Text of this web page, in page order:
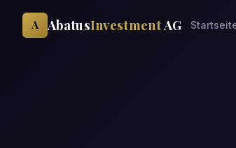
A AbatusInvestmentAG